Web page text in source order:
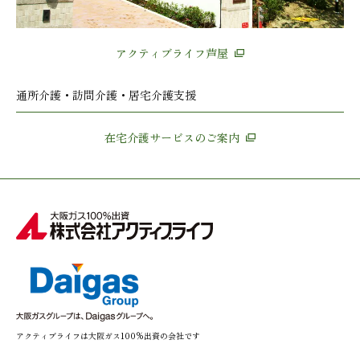
アクティブライフ芦屋
通所介護・訪問介護・居宅介護支援
在宅介護サービスのご案内
アクティブライフは大阪ガス100%出資の会社です